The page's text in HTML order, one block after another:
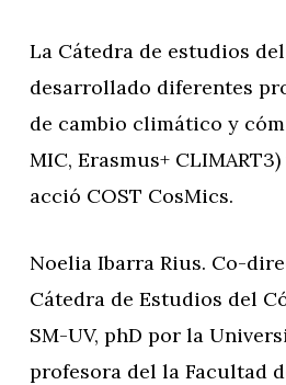
La Cátedra de estudios
desarrollado diferentes
de cambio climático y
MIC, Erasmus+
acció COST CosMics.
Noelia Ibarra Rius. Co-
Cátedra de Estudios del
SM-UV, phD por la
profesora del la Facultad